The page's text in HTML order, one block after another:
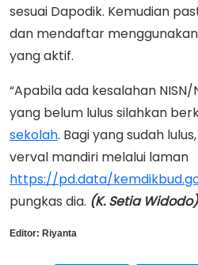
sesuai Dapodik. Kemudian
dan mendaftar
yang aktif.
“Apabila ada kesalahan NISN/
yang belum lulus silahkan
sekolah. Bagi yang sudah
verval mandiri melalui laman
https://pd.data/
pungkas dia. (K. Setia Widodo)
Editor: Riyanta